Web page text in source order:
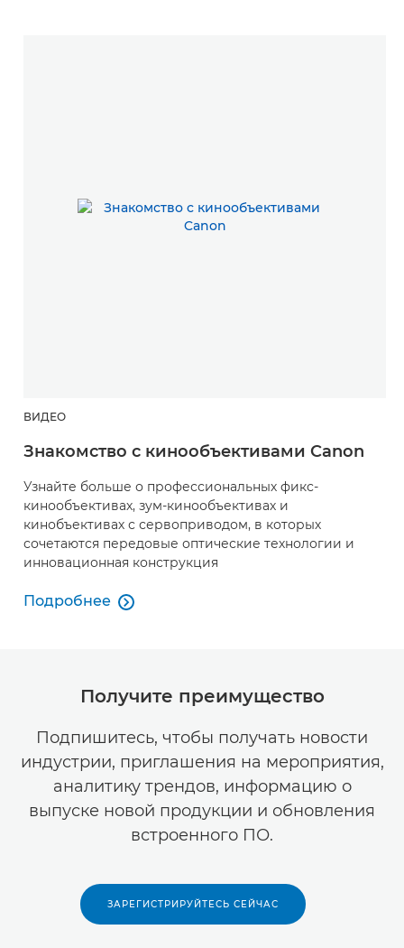
ВИДЕО
Знакомство с кинообъективами Canon
Узнайте больше о профессиональных фикс-
кинообъективах, зум-кинообъективах и
кинобъективах с сервоприводом, в которых
сочетаются передовые оптические технологии и
инновационная конструкция
Подробнее
Знакомство с кинообъективами Canon

Получите преимущество
Подпишитесь, чтобы получать новости
индустрии, приглашения на мероприятия,
аналитику трендов, информацию о
выпуске новой продукции и обновления
встроенного ПО.
ЗАРЕГИСТРИРУЙТЕСЬ СЕЙЧАС